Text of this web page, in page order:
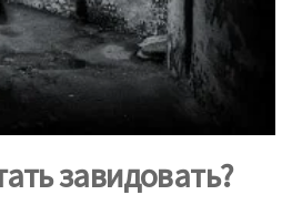
завидовать?